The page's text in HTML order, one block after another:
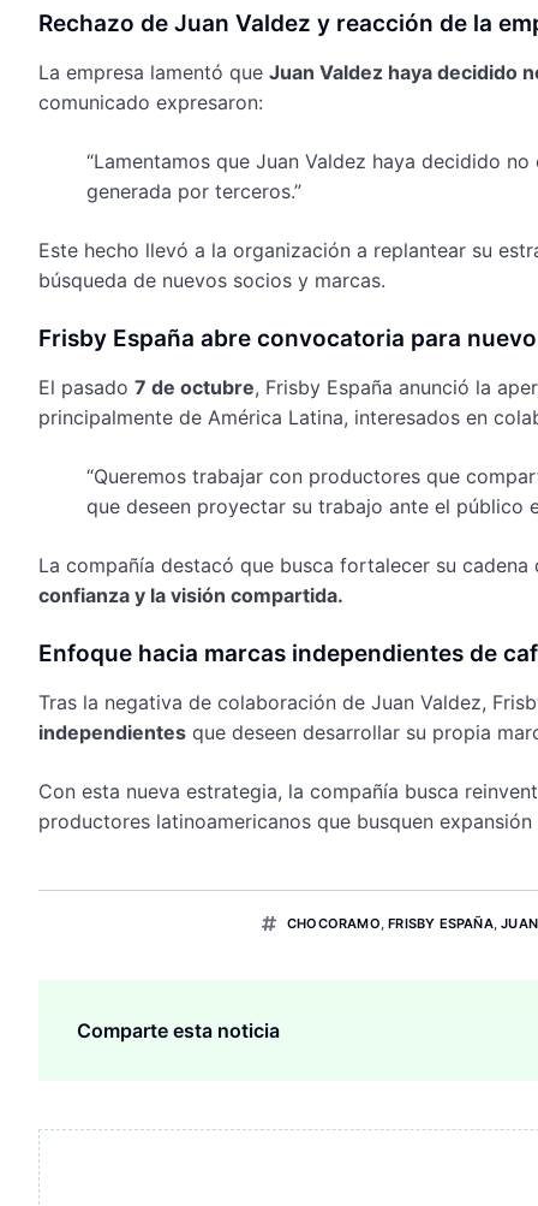
Rechazo de Juan Valdez y reacción de la
La empresa lamentó que Juan Valdez haya decidido
comunicado expresaron:
“Lamentamos que Juan Valdez haya decidido
generada por terceros.”
Este hecho llevó a la organización a replantear su
búsqueda de nuevos socios y marcas.
Frisby España abre convocatoria para
El pasado 7 de octubre, Frisby España anunció la
principalmente de América Latina, interesados en
“Queremos trabajar con productores que
que deseen proyectar su trabajo ante el público
La compañía destacó que busca fortalecer su
confianza y la visión compartida.
Enfoque hacia marcas independientes de
Tras la negativa de colaboración de Juan Valdez,
independientes que deseen desarrollar su propia
Con esta nueva estrategia, la compañía busca
productores latinoamericanos que busquen
CHOCORAMO,FRISBY ESPAÑA,
Comparte esta noticia